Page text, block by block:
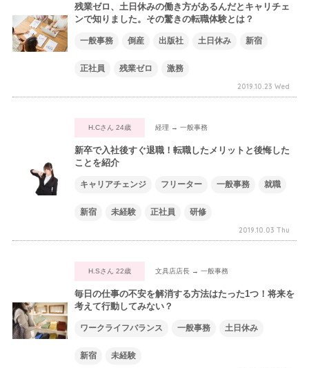
残業ゼロ、土日休みの働き方があるんだとキャリチェ
ンで知りました。その驚きの転職体験とは？
一般事務 倒産 出版社 土日休み 新宿
正社員 残業ゼロ 激務
2019.10.23 Wed
H.Cさん 24歳 経理 → 一般事務
新卒で入社後すぐ退職！転職したメリットと後悔した
ことを紹介
キャリアチェンジ フリーター 一般事務 就職
新宿 未経験 正社員 研修
2019.10.03 Thu
H.Sさん 22歳 文具店店長 → 一般事務
毎日の仕事の不安を解消する方法はたった1つ！将来を
考えて行動してみない？
ワークライフバランス 一般事務 土日休み
新宿 未経験